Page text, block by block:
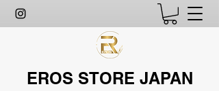
EROS STORE JAPAN